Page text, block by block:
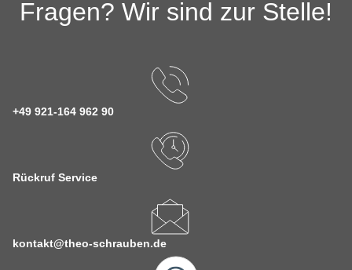
Fragen? Wir sind zur Stelle!
+49 921-164 962 90
Rückruf Service
kontakt@theo-schrauben.de